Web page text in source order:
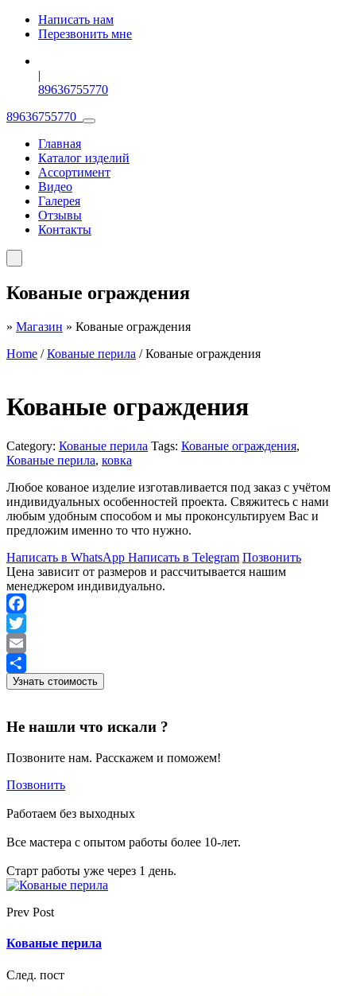
Написать нам
Перезвонить мне
|
89636755770
89636755770
Главная
Каталог изделий
Ассортимент
Видео
Галерея
Отзывы
Контакты
Кованые ограждения
» Магазин » Кованые ограждения
Home /Кованые перила / Кованые ограждения
Кованые ограждения
Category: Кованые перила Tags: Кованые ограждения,
Кованые перила, ковка
Любое кованое изделие изготавливается под заказ с учётом
индивидуальных особенностей проекта. Свяжитесь с нами
любым удобным способом и мы проконсультируем Вас и
предложим именно то что нужно.
Написать в WhatsApp Написать в Telegram Позвонить
Цена зависит от размеров и рассчитывается нашим
менеджером индивидуально.
Facebook
Twitter
Email
Отправить
Узнать стоимость
Не нашли что искали ?
Позвоните нам. Расскажем и поможем!
Позвонить
Работаем без выходных
Все мастера с опытом работы более 10-лет.
Старт работы уже через 1 день.
Prev Post
Кованые перила
След. пост